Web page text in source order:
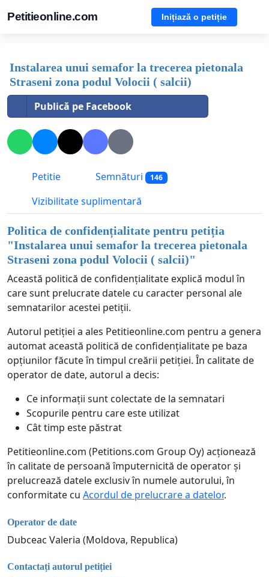
Petitieonline.com Inițiază o petiție
Instalarea unui semafor la trecerea pietonala
Straseni zona podul Volocii ( salcii)
Publică pe Facebook
Petitie Semnături 146
Vizibilitate suplimentară
Politica de confidențialitate pentru petiția
"Instalarea unui semafor la trecerea pietonala
Straseni zona podul Volocii ( salcii)"
Această politică de confidențialitate explică modul în
care sunt prelucrate datele cu caracter personal ale
semnatarilor acestei petiții.
Autorul petiției a ales Petitieonline.com pentru a genera
automat această politică de confidențialitate pe baza
opțiunilor făcute în timpul creării petiției. În calitate de
operator de date, autorul a decis:
Ce informații sunt colectate de la semnatari
Scopurile pentru care este utilizat
Cât timp este păstrat
Petitieonline.com (Petitions.com Group Oy) acționează
în calitate de persoană împuternicită de operator și
prelucrează datele exclusiv în numele autorului, în
conformitate cu Acordul de prelucrare a datelor.
Operator de date
Dubceac Valeria (Moldova, Republica)
Contactați autorul petiției